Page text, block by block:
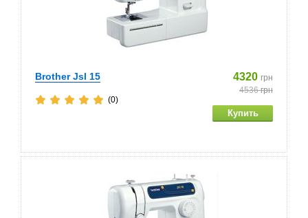
Brother Jsl 15 4320 грн
4536грн
(0)